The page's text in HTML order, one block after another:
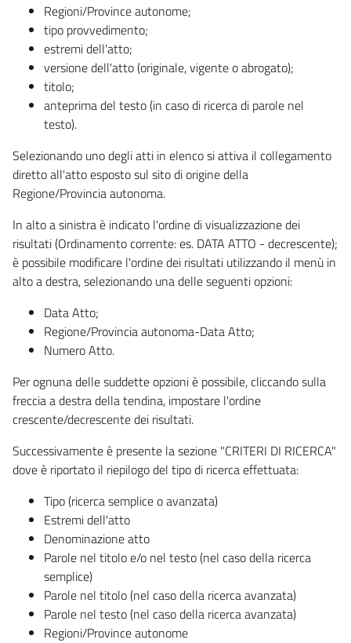
Regioni/Province autonome;
tipo provvedimento;
estremi dell'atto;
versione dell'atto (originale, vigente o abrogato);
titolo;
anteprima del testo (in caso di ricerca di parole nel
testo).
Selezionando uno degli atti in elenco si attiva il collegamento
diretto all'atto esposto sul sito di origine della
Regione/Provincia autonoma.
In alto a sinistra è indicato l'ordine di visualizzazione dei
risultati (Ordinamento corrente: es. DATA ATTO - decrescente);
è possibile modificare l'ordine dei risultati utilizzando il menù in
alto a destra, selezionando una delle seguenti opzioni:
Data Atto;
Regione/Provincia autonoma-Data Atto;
Numero Atto.
Per ognuna delle suddette opzioni è possibile, cliccando sulla
freccia a destra della tendina, impostare l'ordine
crescente/decrescente dei risultati.
Successivamente è presente la sezione "CRITERI DI RICERCA"
dove è riportato il riepilogo del tipo di ricerca effettuata:
Tipo (ricerca semplice o avanzata)
Estremi dell'atto
Denominazione atto
Parole nel titolo e/o nel testo (nel caso della ricerca
semplice)
Parole nel titolo (nel caso della ricerca avanzata)
Parole nel testo (nel caso della ricerca avanzata)
Regioni/Province autonome